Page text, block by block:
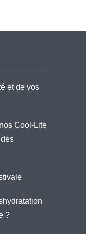
et de vos
Cool-Lite
?